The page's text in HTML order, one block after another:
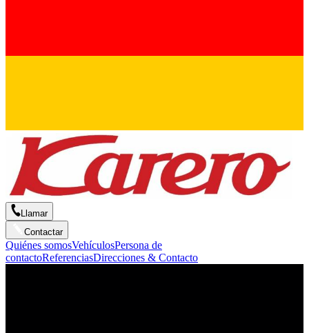
Llamar
Contactar
Quiénes somosVehículosPersona de
contactoReferenciasDirecciones & Contacto